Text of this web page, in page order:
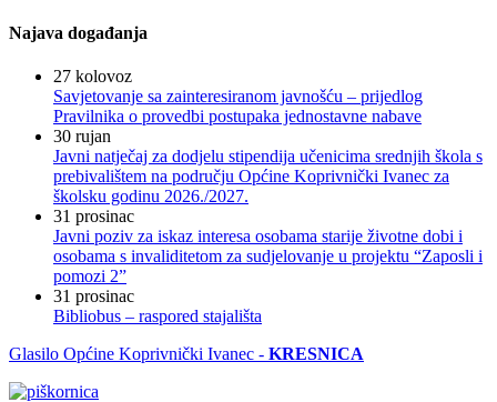
Najava događanja
27 kolovoz
Savjetovanje sa zainteresiranom javnošću – prijedlog
Pravilnika o provedbi postupaka jednostavne nabave
30 rujan
Javni natječaj za dodjelu stipendija učenicima srednjih škola s
prebivalištem na području Općine Koprivnički Ivanec za
školsku godinu 2026./2027.
31 prosinac
Javni poziv za iskaz interesa osobama starije životne dobi i
osobama s invaliditetom za sudjelovanje u projektu “Zaposli i
pomozi 2”
31 prosinac
Bibliobus – raspored stajališta
Glasilo Općine Koprivnički Ivanec - KRESNICA